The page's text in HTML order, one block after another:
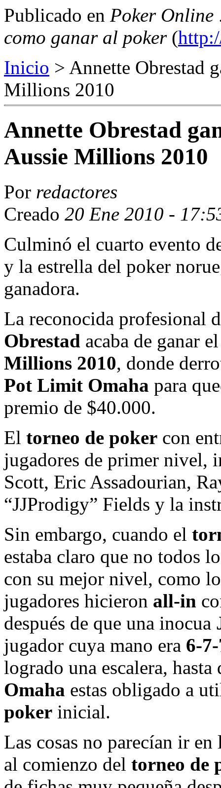
Publicado en Poker Online
como ganar al poker(
Inicio > Annette Obrestad
Millions 2010
Annette Obrestad
Aussie Millions 2010
Por redactores
Creado 20 Ene 2010 -
Culminó el cuarto evento
y la estrella del poker
ganadora.
La reconocida profesional
Obrestad acaba de ganar
Millions 2010, donde
Pot Limit Omaha para
premio de $40.000.
El torneo de poker con
jugadores de primer nivel,
Scott, Eric Assadourian,
“JJProdigy” Fields y la
Sin embargo, cuando el
estaba claro que no todos
con su mejor nivel, como
jugadores hicieron all-in
después de que una inocua
jugador cuya mano era 6-
logrado una escalera,
Omaha estas obligado a
poker inicial.
Las cosas no parecían ir
al comienzo del torneo de